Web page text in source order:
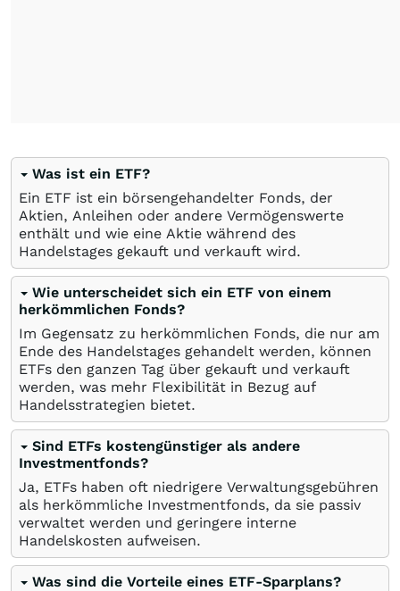
Was ist ein ETF?
Ein ETF ist ein börsengehandelter Fonds, der
Aktien, Anleihen oder andere Vermögenswerte
enthält und wie eine Aktie während des
Handelstages gekauft und verkauft wird.
Wie unterscheidet sich ein ETF von einem
herkömmlichen Fonds?
Im Gegensatz zu herkömmlichen Fonds, die nur am
Ende des Handelstages gehandelt werden, können
ETFs den ganzen Tag über gekauft und verkauft
werden, was mehr Flexibilität in Bezug auf
Handelsstrategien bietet.
Sind ETFs kostengünstiger als andere
Investmentfonds?
Ja, ETFs haben oft niedrigere Verwaltungsgebühren
als herkömmliche Investmentfonds, da sie passiv
verwaltet werden und geringere interne
Handelskosten aufweisen.
Was sind die Vorteile eines ETF-Sparplans?